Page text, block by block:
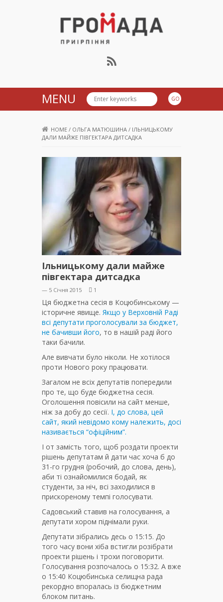
Громада Приірпіння
MENU
HOME / ОЛЬГА МАТЮШИНА / ІЛЬНИЦЬКОМУ
ДАЛИ МАЙЖЕ ПІВГЕКТАРА ДИТСАДКА
Ільницькому дали майже
півгектара дитсадка
— 5 Січня 2015 1
Ця бюджетна сесія в Коцюбинському —
історичне явище. Якщо у Верховній Раді
всі депутати проголосували за бюджет,
не бачивши його, то в нашій раді його
таки бачили.
Але вивчати було ніколи. Не хотілося
проти Нового року працювати.
Загалом не всіх депутатів попередили
про те, що буде бюджетна сесія.
Оголошення повісили на сайт менше,
ніж за добу до сесії. І, до слова, цей
сайт, який невідомо кому належить, досі
називається “офіційним”.
І от замість того, щоб роздати проекти
рішень депутатам й дати час хоча б до
31-го грудня (робочий, до слова, день),
аби ті ознайомилися бодай, як
студенти, за ніч, всі заходилися в
прискореному темпі голосувати.
Садовський ставив на голосування, а
депутати хором піднімали руки.
Депутати зібрались десь о 15:15. До
того часу вони хіба встигли розібрати
проекти рішень і трохи поговорити.
Голосування розпочалось о 15:32. А вже
о 15:40 Коцюбинська селищна рада
рекордно впоралась із бюджетним
блоком питань.